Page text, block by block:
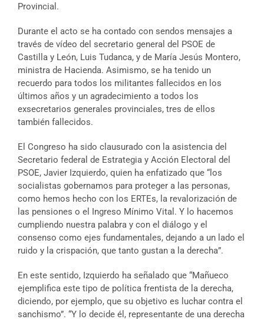
Provincial.
Durante el acto se ha contado con sendos mensajes a
través de vídeo del secretario general del PSOE de
Castilla y León, Luis Tudanca, y de María Jesús Montero,
ministra de Hacienda. Asimismo, se ha tenido un
recuerdo para todos los militantes fallecidos en los
últimos años y un agradecimiento a todos los
exsecretarios generales provinciales, tres de ellos
también fallecidos.
El Congreso ha sido clausurado con la asistencia del
Secretario federal de Estrategia y Acción Electoral del
PSOE, Javier Izquierdo, quien ha enfatizado que “los
socialistas gobernamos para proteger a las personas,
como hemos hecho con los ERTEs, la revalorización de
las pensiones o el Ingreso Mínimo Vital. Y lo hacemos
cumpliendo nuestra palabra y con el diálogo y el
consenso como ejes fundamentales, dejando a un lado el
ruido y la crispación, que tanto gustan a la derecha”.
En este sentido, Izquierdo ha señalado que “Mañueco
ejemplifica este tipo de política frentista de la derecha,
diciendo, por ejemplo, que su objetivo es luchar contra el
sanchismo”. “Y lo decide él, representante de una derecha